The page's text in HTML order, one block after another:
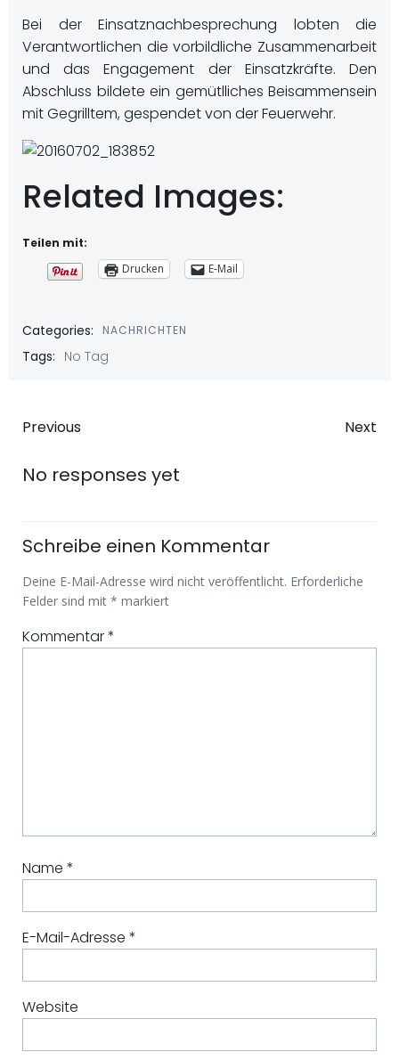
Bei der Einsatznachbesprechung lobten die
Verantwortlichen die vorbildliche Zusammenarbeit
und das Engagement der Einsatzkräfte. Den
Abschluss bildete ein gemütlliches Beisammensein
mit Gegrilltem, gespendet von der Feuerwehr.
Related Images:
Teilen mit:
Drucken
E-Mail
Categories: NACHRICHTEN
Tags: No Tag
Beitragsnavigation
Previous Next
No responses yet
Schreibe einen Kommentar
Deine E-Mail-Adresse wird nicht veröffentlicht. Erforderliche
Felder sind mit * markiert
Kommentar*
Name *
E-Mail-Adresse *
Website